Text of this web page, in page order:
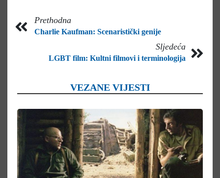
Prethodna
Charlie Kaufman: Scenaristički genije
Sljedeća
LGBT film: Kultni filmovi i terminologija
VEZANE VIJESTI